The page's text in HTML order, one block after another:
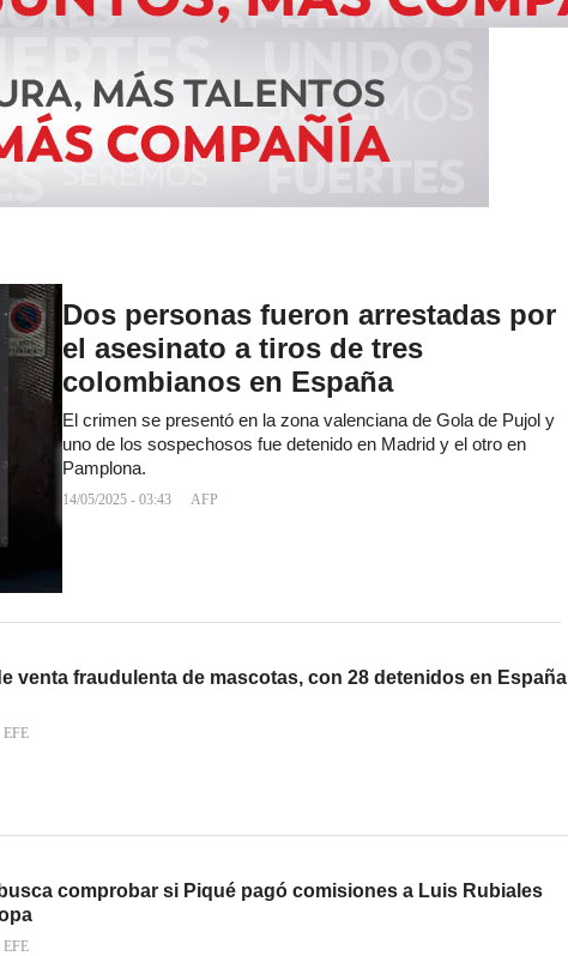
Dos personas fueron arrestadas por
el asesinato a tiros de tres
colombianos en España
El crimen se presentó en la zona valenciana de Gola de Pujol y
uno de los sospechosos fue detenido en Madrid y el otro en
Pamplona.
14/05/2025 - 03:43 AFP
venta fraudulenta de mascotas, con 28 detenidos en España
EFE
comprobar si Piqué pagó comisiones a Luis Rubiales
EFE